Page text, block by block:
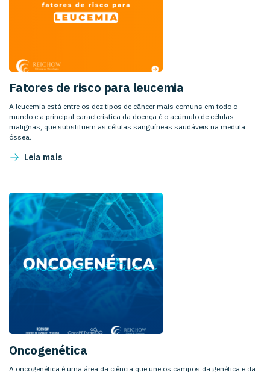
Fatores de risco para leucemia
A leucemia está entre os dez tipos de câncer mais comuns em todo o
mundo e a principal característica da doença é o acúmulo de células
malignas, que substituem as células sanguíneas saudáveis na medula
óssea.
Leia mais
Oncogenética
A oncogenética é uma área da ciência que une os campos da genética e da